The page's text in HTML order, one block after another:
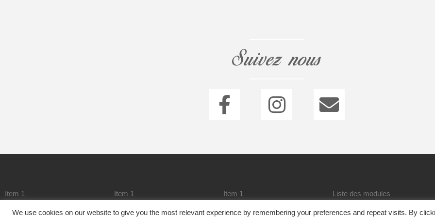
Suivez nous
Item 1 Item 1 Item 1 Liste des modules
We use cookies on our website to give you the most relevant experience by remembering your preferences and repeat visits. By